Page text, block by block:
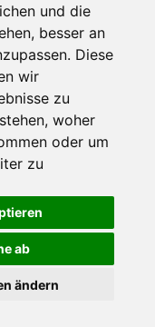
und die
besser an
Diese
wir
zu
woher
oder um
zu
ab
ändern
Expo